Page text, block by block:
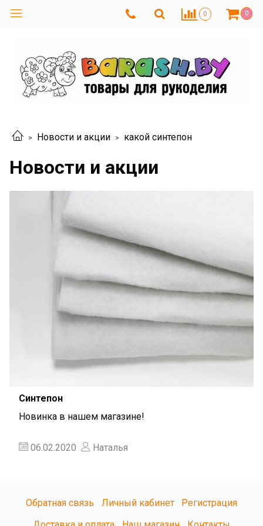
0 0
Новости и акции какой синтепон
Новости и акции
Синтепон
Новинка в нашем магазине!
06.02.2020 Наталья
Обратная связь Личный кабинет
Регистрация